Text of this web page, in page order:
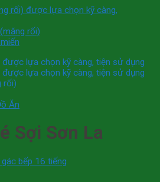
Ăn
Sợi Sơn La